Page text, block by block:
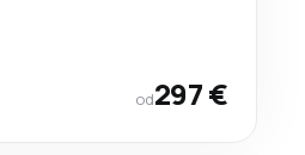
od297 €